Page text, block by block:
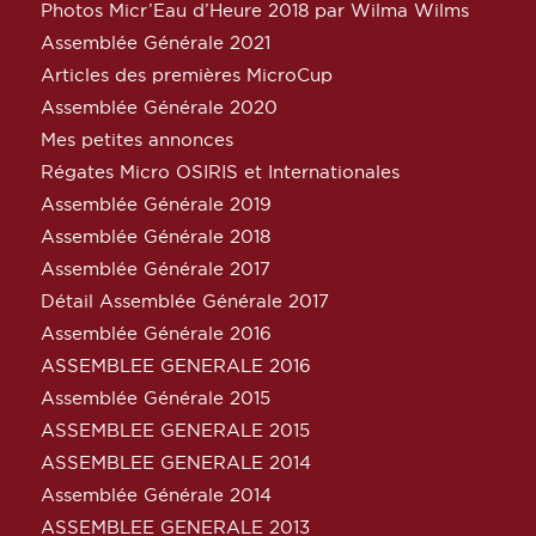
Photos Micr’Eau d’Heure 2018 par Wilma Wilms
Assemblée Générale 2021
Articles des premières MicroCup
Assemblée Générale 2020
Mes petites annonces
Régates Micro OSIRIS et Internationales
Assemblée Générale 2019
Assemblée Générale 2018
Assemblée Générale 2017
Détail Assemblée Générale 2017
Assemblée Générale 2016
ASSEMBLEE GENERALE 2016
Assemblée Générale 2015
ASSEMBLEE GENERALE 2015
ASSEMBLEE GENERALE 2014
Assemblée Générale 2014
ASSEMBLEE GENERALE 2013